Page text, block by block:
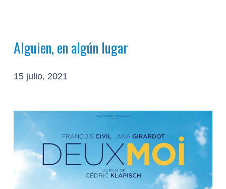
Alguien, en algún lugar
15 julio, 2021